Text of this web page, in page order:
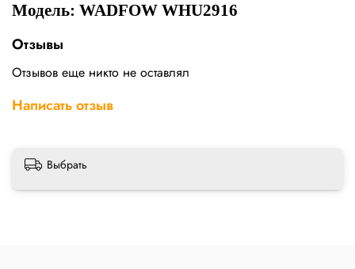
Модель: WADFOW WHU2916
Отзывы
Отзывов еще никто не оставлял
Написать отзыв
Выбрать